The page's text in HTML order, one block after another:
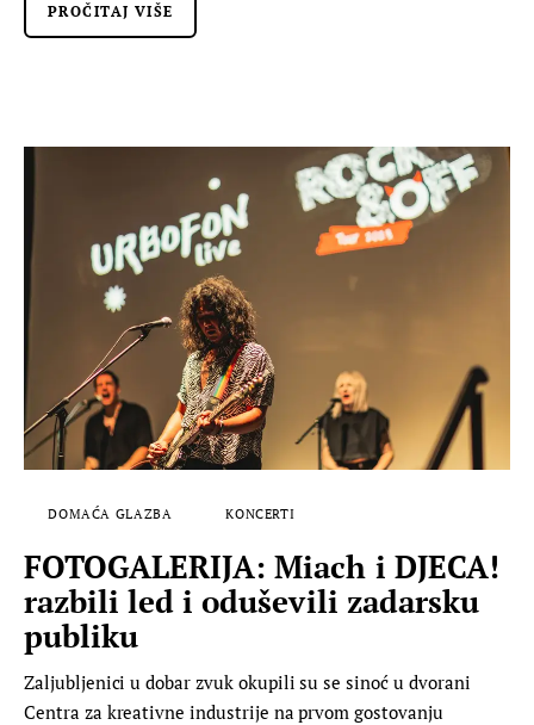
PROČITAJ VIŠE
DOMAĆA GLAZBA KONCERTI
FOTOGALERIJA: Miach i DJECA!
razbili led i oduševili zadarsku
publiku
Zaljubljenici u dobar zvuk okupili su se sinoć u dvorani
Centra za kreativne industrije na prvom gostovanju